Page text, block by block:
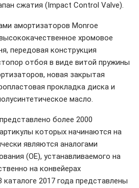
сжатия (Impact Control Valve).
амортизаторов Monroe
хромовое
передовая конструкция
отбоя в виде витой пружины
новая закрытая
прокладка диска и
масло.
более 2000
которых начинаются на
являются аналогами
(OE), устанавливаемого на
на конвейерах
каталоге 2017 года представлены